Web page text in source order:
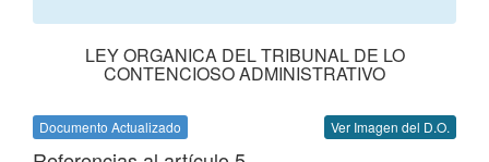
LEY ORGANICA DEL TRIBUNAL DE LO
CONTENCIOSO ADMINISTRATIVO
Documento Actualizado Ver Imagen del D.O.